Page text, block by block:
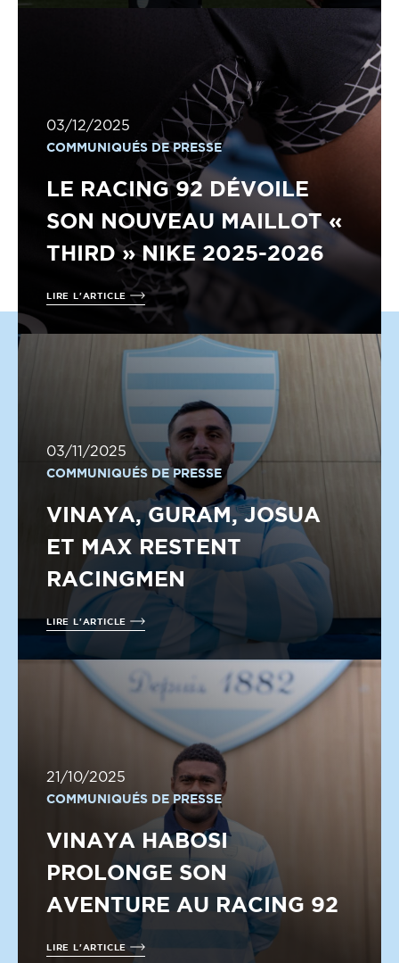
03/12/2025
COMMUNIQUÉS DE PRESSE
LE RACING 92 DÉVOILE
SON NOUVEAU MAILLOT «
THIRD » NIKE 2025-2026
LIRE L'ARTICLE
03/11/2025
COMMUNIQUÉS DE PRESSE
VINAYA, GURAM, JOSUA
ET MAX RESTENT
RACINGMEN
LIRE L'ARTICLE
21/10/2025
COMMUNIQUÉS DE PRESSE
VINAYA HABOSI
PROLONGE SON
AVENTURE AU RACING 92
LIRE L'ARTICLE